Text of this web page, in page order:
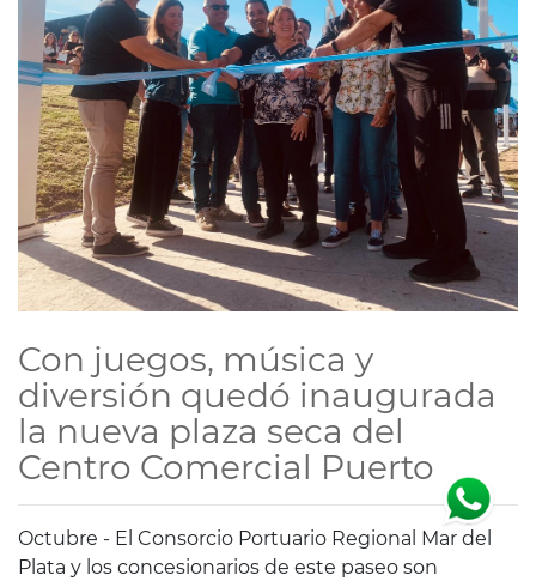
Con juegos, música y
diversión quedó inaugurada
la nueva plaza seca del
Centro Comercial Puerto
Octubre - El Consorcio Portuario Regional Mar del
Plata y los concesionarios de este paseo son